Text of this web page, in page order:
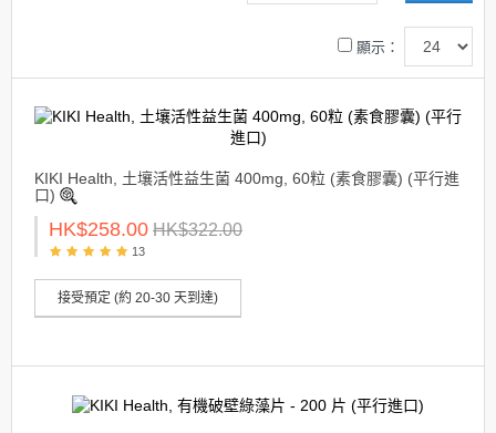
顯示：
KIKI Health, 土壤活性益生菌 400mg, 60粒 (素食膠囊) (平行進
口)
HK$258.00 HK$322.00
13
接受預定 (約 20-30 天到達)